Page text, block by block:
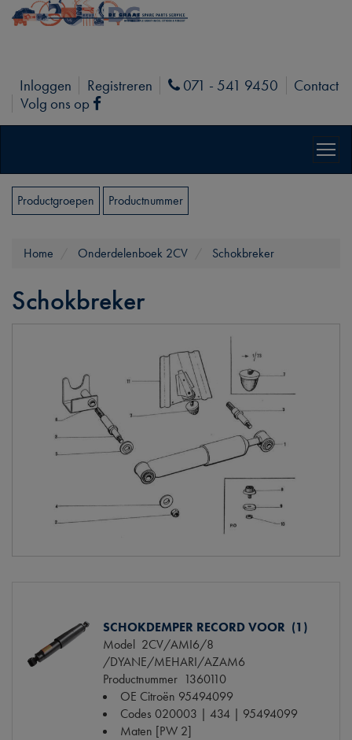
Inloggen Registreren Phone
071 - 541 9450
Contact
Volg ons op
Facebook
Productgroepen Productnummer
Home Onderdelenboek 2CV Schokbreker
Schokbreker
SCHOKDEMPER RECORD VOOR (1)
Model 2CV/AMI6/8
/DYANE/MEHARI/AZAM6
Productnummer 1360110
OE Citroën 95494099
Codes 020003 | 434 | 95494099
Maten [PW 2]